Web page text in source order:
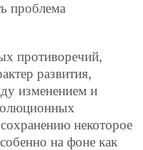
проблема
противоречий,
развития,
изменением и
некоторое
на фоне как